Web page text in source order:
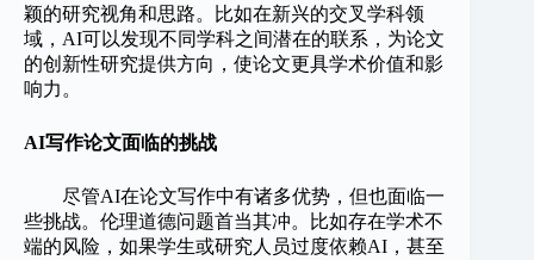
颖的研究视角和思路。比如在新兴的交叉学科领
域，AI可以发现不同学科之间潜在的联系，为论文
的创新性研究提供方向，使论文更具学术价值和影
响力。
AI写作论文面临的挑战
尽管AI在论文写作中有诸多优势，但也面临一
些挑战。伦理道德问题首当其冲。比如存在学术不
端的风险，如果学生或研究人员过度依赖AI，甚至